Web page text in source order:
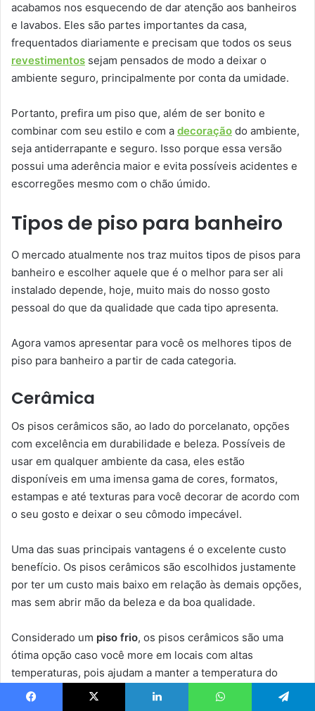
acabamos nos esquecendo de dar atenção aos banheiros
e lavabos. Eles são partes importantes da casa,
frequentados diariamente e precisam que todos os seus
revestimentos sejam pensados de modo a deixar o
ambiente seguro, principalmente por conta da umidade.
Portanto, prefira um piso que, além de ser bonito e
combinar com seu estilo e com a decoração do ambiente,
seja antiderrapante e seguro. Isso porque essa versão
possui uma aderência maior e evita possíveis acidentes e
escorregões mesmo com o chão úmido.
Tipos de piso para banheiro
O mercado atualmente nos traz muitos tipos de pisos para
banheiro e escolher aquele que é o melhor para ser ali
instalado depende, hoje, muito mais do nosso gosto
pessoal do que da qualidade que cada tipo apresenta.
Agora vamos apresentar para você os melhores tipos de
piso para banheiro a partir de cada categoria.
Cerâmica
Os pisos cerâmicos são, ao lado do porcelanato, opções
com excelência em durabilidade e beleza. Possíveis de
usar em qualquer ambiente da casa, eles estão
disponíveis em uma imensa gama de cores, formatos,
estampas e até texturas para você decorar de acordo com
o seu gosto e deixar o seu cômodo impecável.
Uma das suas principais vantagens é o excelente custo
benefício. Os pisos cerâmicos são escolhidos justamente
por ter um custo mais baixo em relação às demais opções,
mas sem abrir mão da beleza e da boa qualidade.
Considerado um piso frio, os pisos cerâmicos são uma
ótima opção caso você more em locais com altas
temperaturas, pois ajudam a manter a temperatura do
espaço mais fresca.